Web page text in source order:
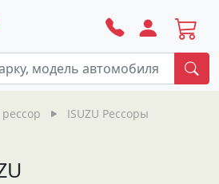
ISUZU Рессоры